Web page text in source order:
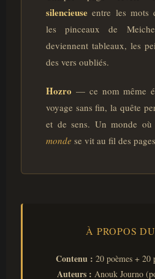
silencieuse entre les mots
les pinceaux de
deviennent tableaux, les
des vers oubliés.
Hozro — ce nom même
voyage sans fin, la quête
et de sens. Un monde
monde se vit au fil des
À PROPOS
Contenu : 20 poèmes + 20
Auteurs : Anouk Journo